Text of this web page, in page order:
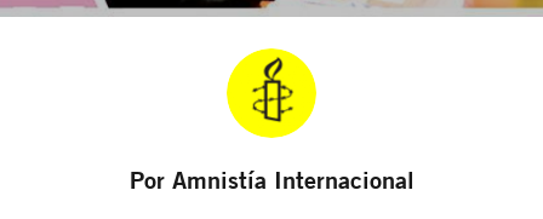
Por Amnistía Internacional